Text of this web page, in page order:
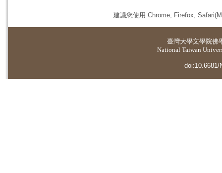
建議您使用 Chrome, Firefox,
臺灣大學文學院佛
National Taiwan
doi:10.6681/